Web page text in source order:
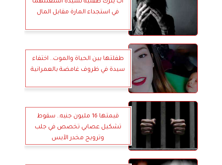
في استجداء المارة مقابل المال
طفلتها بين الحياة والموت.. اختفاء
سيدة في ظروف غامضة بالعمرانية
قيمتها 16 مليون جنيه.. سقوط
تشكيل عصابي تخصص في جلب
وترويج مخدر الآيس